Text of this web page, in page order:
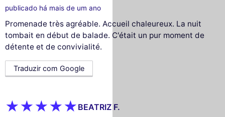
publicado há mais de um ano
Promenade très agréable. Accueil chaleureux. La nuit
tombait en début de balade. C'était un pur moment de
détente et de convivialité.
Traduzir com Google
BEATRIZ F.